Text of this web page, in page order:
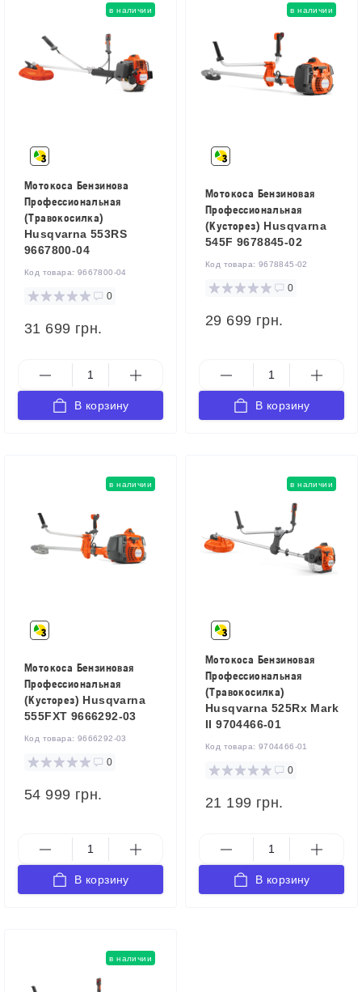
в наличии
Мотокоса Бензинова
Профессиональная
(Травокосилка)
Husqvarna 553RS
9667800-04
Код товара: 9667800-04
0
31 699 грн.
В корзину
в наличии
Мотокоса Бензиновая
Профессиональная
(Кусторез) Husqvarna
545F 9678845-02
Код товара: 9678845-02
0
29 699 грн.
В корзину
в наличии
Мотокоса Бензиновая
Профессиональная
(Кусторез) Husqvarna
555FXT 9666292-03
Код товара: 9666292-03
0
54 999 грн.
В корзину
в наличии
Мотокоса Бензиновая
Профессиональная
(Травокосилка)
Husqvarna 525Rx Mark
II 9704466-01
Код товара: 9704466-01
0
21 199 грн.
В корзину
в наличии